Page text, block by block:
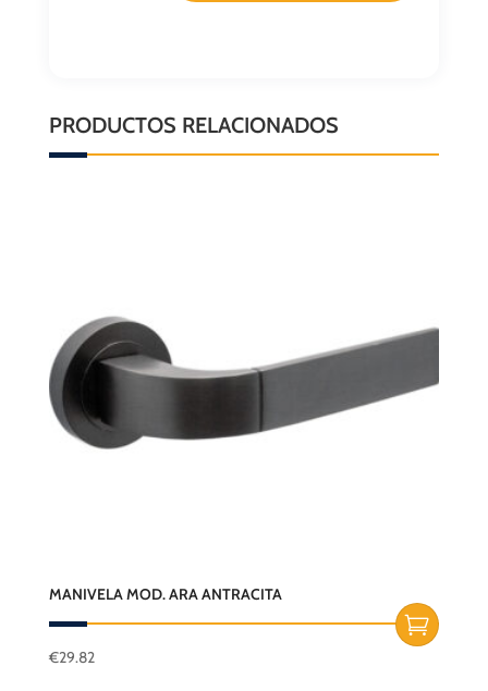
PRODUCTOS RELACIONADOS
MANIVELA MOD. ARA ANTRACITA
€29.82